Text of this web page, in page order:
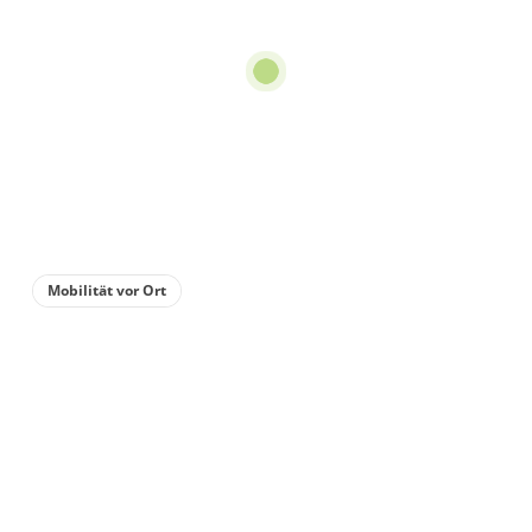
€50.00pro Einheit/Nacht
Mobilität vor Ort